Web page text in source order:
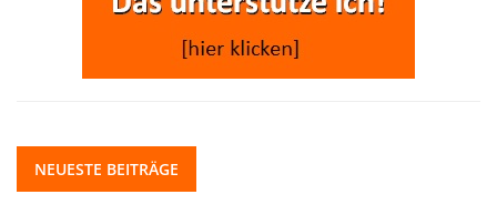
NEUESTE BEITRÄGE